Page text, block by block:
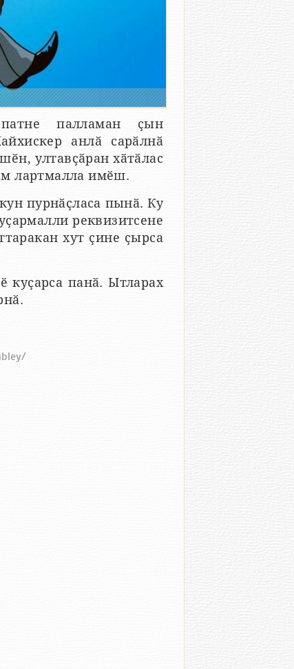
палламан ҫын
анлӑ сарӑлнӑ
ултавҫӑран хӑтӑлас
лартмалла имӗш.
пурнӑҫласа пынӑ. Ку
реквизитсене
хут ҫине ҫырса
куҫарса панӑ. Ытларах